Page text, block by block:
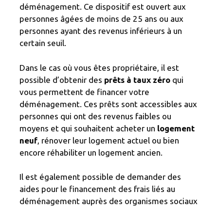
déménagement. Ce dispositif est ouvert aux
personnes âgées de moins de 25 ans ou aux
personnes ayant des revenus inférieurs à un
certain seuil.
Dans le cas où vous êtes propriétaire, il est
possible d’obtenir des prêts à taux zéro qui
vous permettent de financer votre
déménagement. Ces prêts sont accessibles aux
personnes qui ont des revenus faibles ou
moyens et qui souhaitent acheter un logement
neuf, rénover leur logement actuel ou bien
encore réhabiliter un logement ancien.
Il est également possible de demander des
aides pour le financement des frais liés au
déménagement auprès des organismes sociaux